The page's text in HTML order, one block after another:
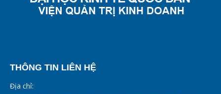
THÔNG TIN LIÊN HỆ
Địa chỉ: